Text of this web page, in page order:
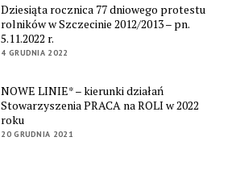
Dziesiąta rocznica 77 dniowego protestu
rolników w Szczecinie 2012/2013 – pn.
5.11.2022 r.
4 GRUDNIA 2022
NOWE LINIE* – kierunki działań
Stowarzyszenia PRACA na ROLI w 2022
roku
20 GRUDNIA 2021